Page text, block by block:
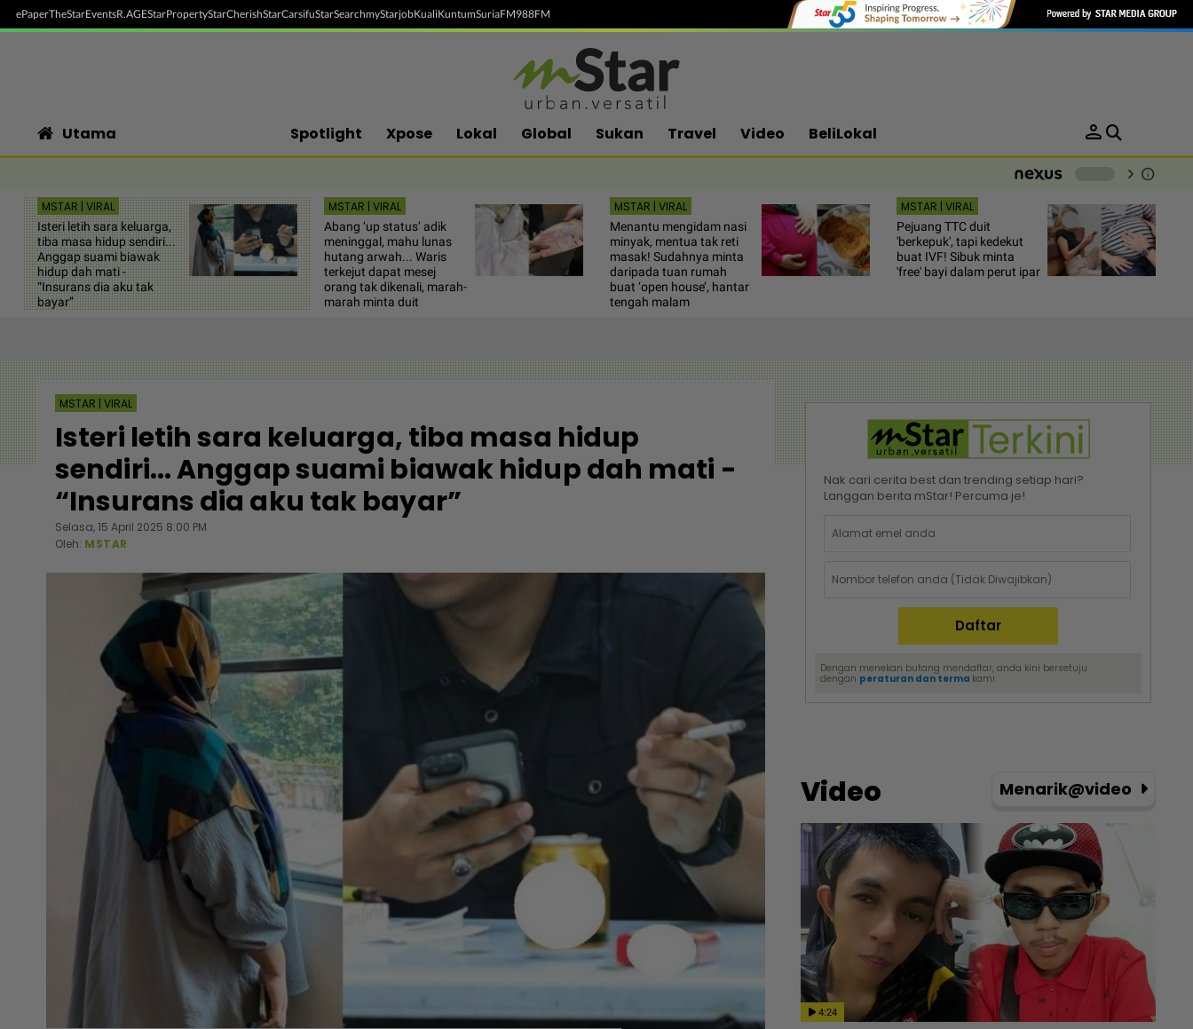
ePaperTheStarEventsR.AGEStarPropertyStarCherishStarCarsifuStarSearchmyStarjobKualiKuntumSuriaFM988FM
Utama Spotlight Xpose Lokal Global Sukan Travel Video BeliLokal person
chevron_right info
MSTAR | VIRAL
Isteri letih sara keluarga,
tiba masa hidup sendiri...
Anggap suami biawak
hidup dah mati -
“Insurans dia aku tak
bayar”
MSTAR | VIRAL
Abang ‘up status’ adik
meninggal, mahu lunas
hutang arwah... Waris
terkejut dapat mesej
orang tak dikenali, marah-
marah minta duit
MSTAR | VIRAL
Menantu mengidam nasi
minyak, mentua tak reti
masak! Sudahnya minta
daripada tuan rumah
buat ‘open house’, hantar
tengah malam
MSTAR | VIRAL
Pejuang TTC duit
'berkepuk', tapi kedekut
buat IVF! Sibuk minta
'free' bayi dalam perut ipar
MSTAR | VIRAL
Isteri letih sara keluarga, tiba masa hidup
sendiri... Anggap suami biawak hidup dah mati -
“Insurans dia aku tak bayar”
Selasa, 15 April 2025 8:00 PM
Oleh: MSTAR
Nak cari cerita best dan trending setiap hari?
Langgan berita mStar! Percuma je!
Dengan menekan butang mendaftar, anda kini bersetuju
dengan peraturan dan terma kami.
Video Menarik@video
4:24